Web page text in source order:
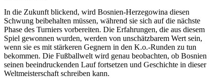
In die Zukunft blickend, wird Bosnien-Herzegowina diesen
Schwung beibehalten müssen, während sie sich auf die nächste
Phase des Turniers vorbereiten. Die Erfahrungen, die aus diesem
Spiel gewonnen wurden, werden von unschätzbarem Wert sein,
wenn sie es mit stärkeren Gegnern in den K.o.-Runden zu tun
bekommen. Die Fußballwelt wird genau beobachten, ob Bosnien
seinen beeindruckenden Lauf fortsetzen und Geschichte in dieser
Weltmeisterschaft schreiben kann.